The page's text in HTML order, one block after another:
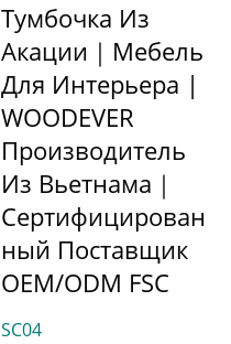
Тумбочка Из
Акации｜Мебель
Для Интерьера |
WOODEVER
Производитель
Из Вьетнама｜
Сертифицирован
Ный Поставщик
OEM/ODM FSC
SC04